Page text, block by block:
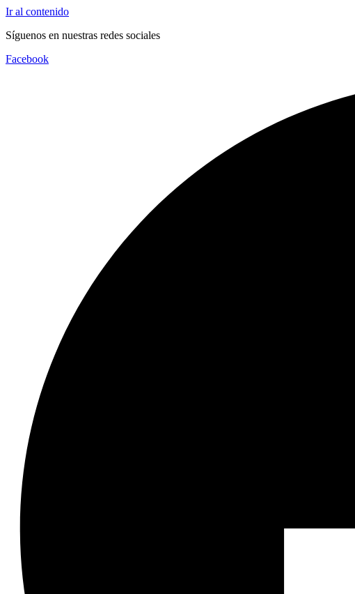
Ir al contenido
Síguenos en nuestras redes sociales
Facebook